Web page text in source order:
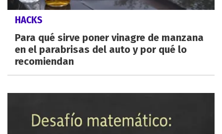
HACKS
Para qué sirve poner vinagre de manzana
en el parabrisas del auto y por qué lo
recomiendan